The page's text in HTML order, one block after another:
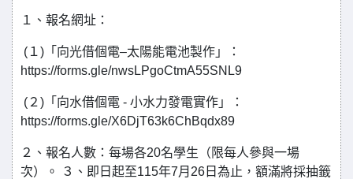
１、報名網址：
(１)「向光借個電–太陽能電池製作」：
https://forms.gle/nwsLPgoCtmA55SNL9
(２)「向水借個電 - 小水力發電實作」：
https://forms.gle/X6DjT63k6ChBqdx89
２、報名人數：每場各20名學生（限每人參與一場
次）。 ３、即日起至115年7月26日為止，額滿將採抽籤